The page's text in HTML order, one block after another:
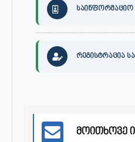
საინფორმაციო
რეგისტრაცია
მოითხოვე